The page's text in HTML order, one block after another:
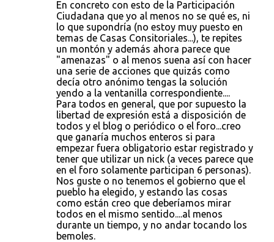
En concreto con esto de la Participación
Ciudadana que yo al menos no se qué es, ni
lo que supondría (no estoy muy puesto en
temas de Casas Consitoriales...), te repites
un montón y además ahora parece que
"amenazas" o al menos suena así con hacer
una serie de acciones que quizás como
decía otro anónimo tengas la solución
yendo a la ventanilla correspondiente....
Para todos en general, que por supuesto la
libertad de expresión está a disposición de
todos y el blog o periódico o el foro...creo
que ganaría muchos enteros si para
empezar fuera obligatorio estar registrado y
tener que utilizar un nick (a veces parece que
en el foro solamente participan 6 personas).
Nos guste o no tenemos el gobierno que el
pueblo ha elegido, y estando las cosas
como están creo que deberíamos mirar
todos en el mismo sentido....al menos
durante un tiempo, y no andar tocando los
bemoles.